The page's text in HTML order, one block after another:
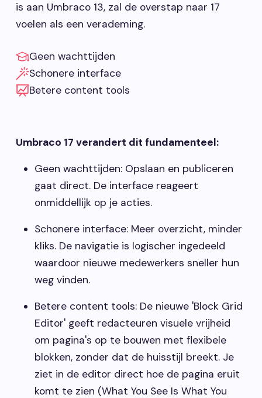
is aan Umbraco 13, zal de overstap naar 17
voelen als een verademing.
Geen wachttijden
Schonere interface
Betere content tools
Umbraco 17 verandert dit fundamenteel:
Geen wachttijden: Opslaan en publiceren
gaat direct. De interface reageert
onmiddellijk op je acties.
Schonere interface: Meer overzicht, minder
kliks. De navigatie is logischer ingedeeld
waardoor nieuwe medewerkers sneller hun
weg vinden.
Betere content tools: De nieuwe 'Block Grid
Editor' geeft redacteuren visuele vrijheid
om pagina's op te bouwen met flexibele
blokken, zonder dat de huisstijl breekt. Je
ziet in de editor direct hoe de pagina eruit
komt te zien (What You See Is What You